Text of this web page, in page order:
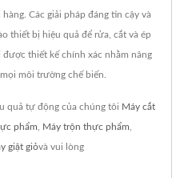
Các giải pháp đáng tin cậy và
thiết bị hiệu quả để rửa, cắt và ép
thiết kế chính xác nhằm nâng
môi trường chế biến.
quả tự động của chúng tôi Máy cắt
phẩm Máy trộn thực phẩm
giặt giỏvà vui lòng